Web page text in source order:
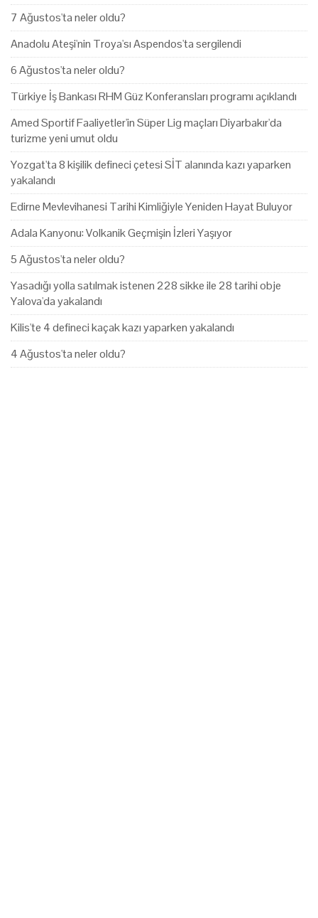
7 Ağustos'ta neler oldu?
Anadolu Ateşi'nin Troya'sı Aspendos'ta sergilendi
6 Ağustos'ta neler oldu?
Türkiye İş Bankası RHM Güz Konferansları programı açıklandı
Amed Sportif Faaliyetler'in Süper Lig maçları Diyarbakır'da
turizme yeni umut oldu
Yozgat'ta 8 kişilik defineci çetesi SİT alanında kazı yaparken
yakalandı
Edirne Mevlevihanesi Tarihi Kimliğiyle Yeniden Hayat Buluyor
Adala Kanyonu: Volkanik Geçmişin İzleri Yaşıyor
5 Ağustos'ta neler oldu?
Yasadığı yolla satılmak istenen 228 sikke ile 28 tarihi obje
Yalova'da yakalandı
Kilis'te 4 defineci kaçak kazı yaparken yakalandı
4 Ağustos'ta neler oldu?